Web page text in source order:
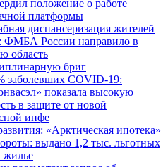
положение о работе
платформы
диспансеризация жителей
ФМБА России направило в
область
бриг
заболевших COVID-19:
показала высокую
в защите от новой
инфе
«Арктическая ипотека»
выдано 1,2 тыс. льготных
жилье